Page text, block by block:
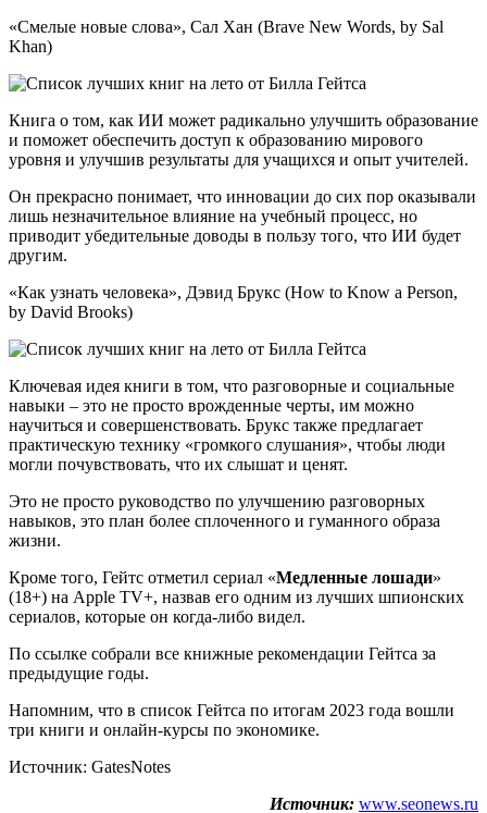
«Смелые новые слова», Сал Хан (Brave New Words, by Sal
Khan)
Книга о том, как ИИ может радикально улучшить образование
и поможет обеспечить доступ к образованию мирового
уровня и улучшив результаты для учащихся и опыт учителей.
Он прекрасно понимает, что инновации до сих пор оказывали
лишь незначительное влияние на учебный процесс, но
приводит убедительные доводы в пользу того, что ИИ будет
другим.
«Как узнать человека», Дэвид Брукс (How to Know a Person,
by David Brooks)
Ключевая идея книги в том, что разговорные и социальные
навыки – это не просто врожденные черты, им можно
научиться и совершенствовать. Брукс также предлагает
практическую технику «громкого слушания», чтобы люди
могли почувствовать, что их слышат и ценят.
Это не просто руководство по улучшению разговорных
навыков, это план более сплоченного и гуманного образа
жизни.
Кроме того, Гейтс отметил сериал «Медленные лошади»
(18+) на Apple TV+, назвав его одним из лучших шпионских
сериалов, которые он когда-либо видел.
По ссылке собрали все книжные рекомендации Гейтса за
предыдущие годы.
Напомним, что в список Гейтса по итогам 2023 года вошли
три книги и онлайн-курсы по экономике.
Источник: GatesNotes
Источник: www.seonews.ru